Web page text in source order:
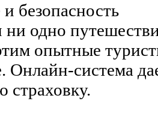
безопасность
одно
опытные
Онлайн-система
страховку.